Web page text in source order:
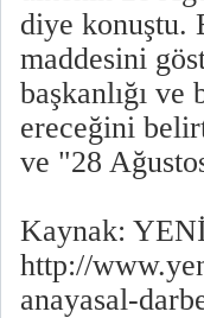
diye konuştu.
maddesini
başkanlığı ve
ereceğini
ve "28
Kaynak:
http://
anayasal-